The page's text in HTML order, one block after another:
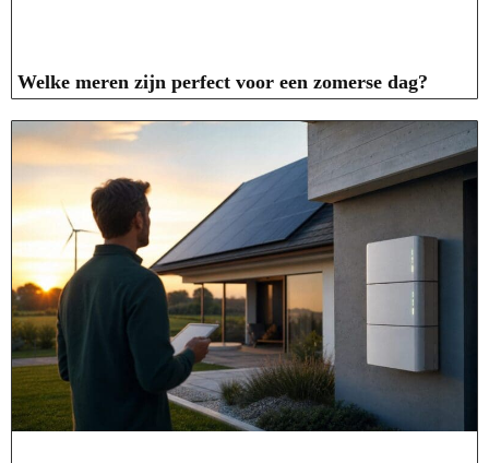
Welke meren zijn perfect voor een zomerse dag?